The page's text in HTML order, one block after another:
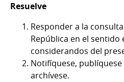
Resuelve
Responder a la
República en el sentido
considerandos del
Notifíquese,
archívese.